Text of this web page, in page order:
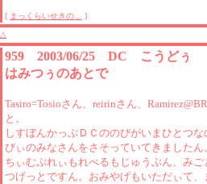
[ まっくらいせきの… ]
△
959 2003/06/25 DC こうどぅ
はみつぅのあとで
Tasiro=Tosioさん、reirinさん、
と。
しすぼんかっぷＤＣののびがいまひとつな
びぃのみなさんをさそっていてきましたん
ちぃむぷれぃもれべるもじゅうぶん、みご
つげっとですん。おみやげもいただぃて、